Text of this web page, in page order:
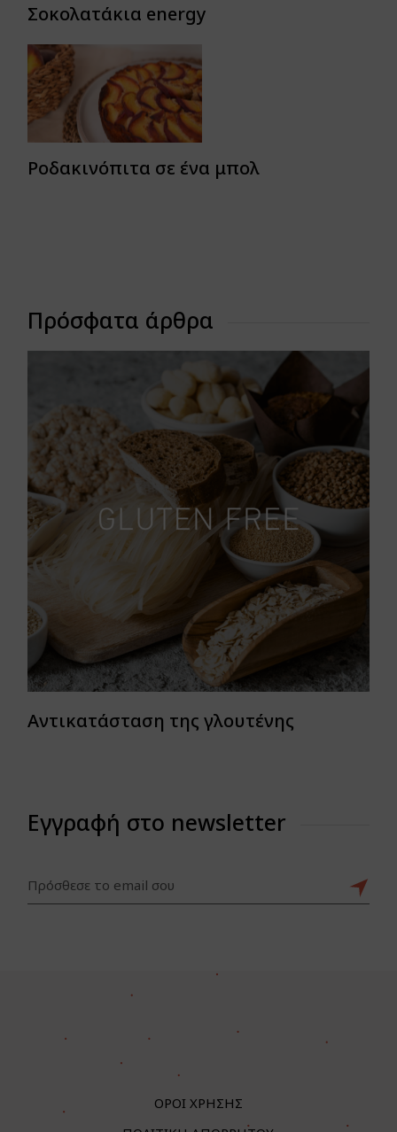
Σοκολατάκια energy
Ροδακινόπιτα σε ένα μπολ
Πρόσφατα άρθρα
Αντικατάσταση της γλουτένης
Εγγραφή στο newsletter
ΟΡΟΙ ΧΡΗΣΗΣ